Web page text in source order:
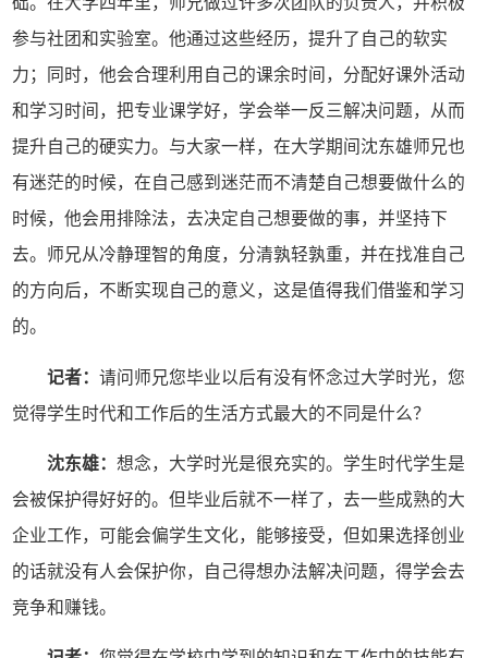
参与社团和实验室。他通过这些经历，提升了自己的软实
力；同时，他会合理利用自己的课余时间，分配好课外活动
和学习时间，把专业课学好，学会举一反三解决问题，从而
提升自己的硬实力。与大家一样，在大学期间沈东雄师兄也
有迷茫的时候，在自己感到迷茫而不清楚自己想要做什么的
时候，他会用排除法，去决定自己想要做的事，并坚持下
去。师兄从冷静理智的角度，分清孰轻孰重，并在找准自己
的方向后，不断实现自己的意义，这是值得我们借鉴和学习
的。
记者： 请问师兄您毕业以后有没有怀念过大学时光，您
觉得学生时代和工作后的生活方式最大的不同是什么？
沈东雄： 想念，大学时光是很充实的。学生时代学生是
会被保护得好好的。但毕业后就不一样了，去一些成熟的大
企业工作，可能会偏学生文化，能够接受，但如果选择创业
的话就没有人会保护你，自己得想办法解决问题，得学会去
竞争和赚钱。